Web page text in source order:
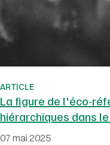
ARTICLE
La figure de l'éco-
hiérarchiques dans
07 mai 2025